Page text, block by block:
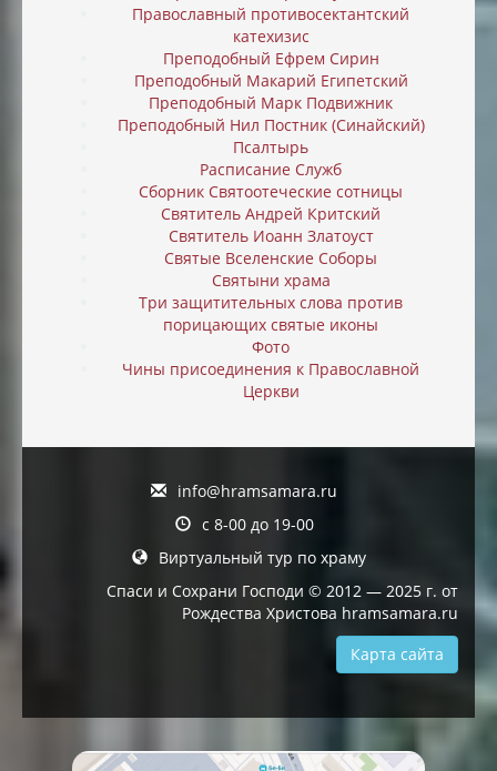
Православный противосектантский
катехизис
Преподобный Ефрем Сирин
Преподобный Макарий Египетский
Преподобный Марк Подвижник
Преподобный Нил Постник (Синайский)
Псалтырь
Расписание Служб
Сборник Святоотеческие сотницы
Святитель Андрей Критский
Святитель Иоанн Златоуст
Святые Вселенские Соборы
Святыни храма
Три защитительных слова против
порицающих святые иконы
Фото
Чины присоединения к Православной
Церкви
info@hramsamara.ru
с 8-00 до 19-00
Виртуальный тур по храму
Спаси и Сохрани Господи © 2012 — 2025 г. от
Рождества Христова hramsamara.ru
Карта сайта